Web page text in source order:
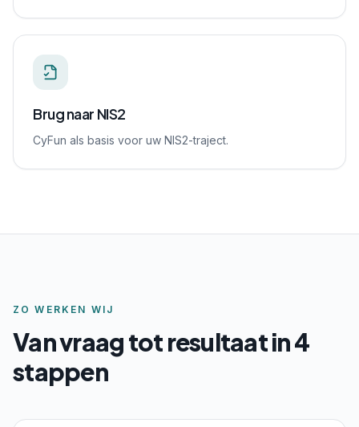
Brug naar NIS2
CyFun als basis voor uw NIS2-traject.
ZO WERKEN WIJ
Van vraag tot resultaat in 4
stappen